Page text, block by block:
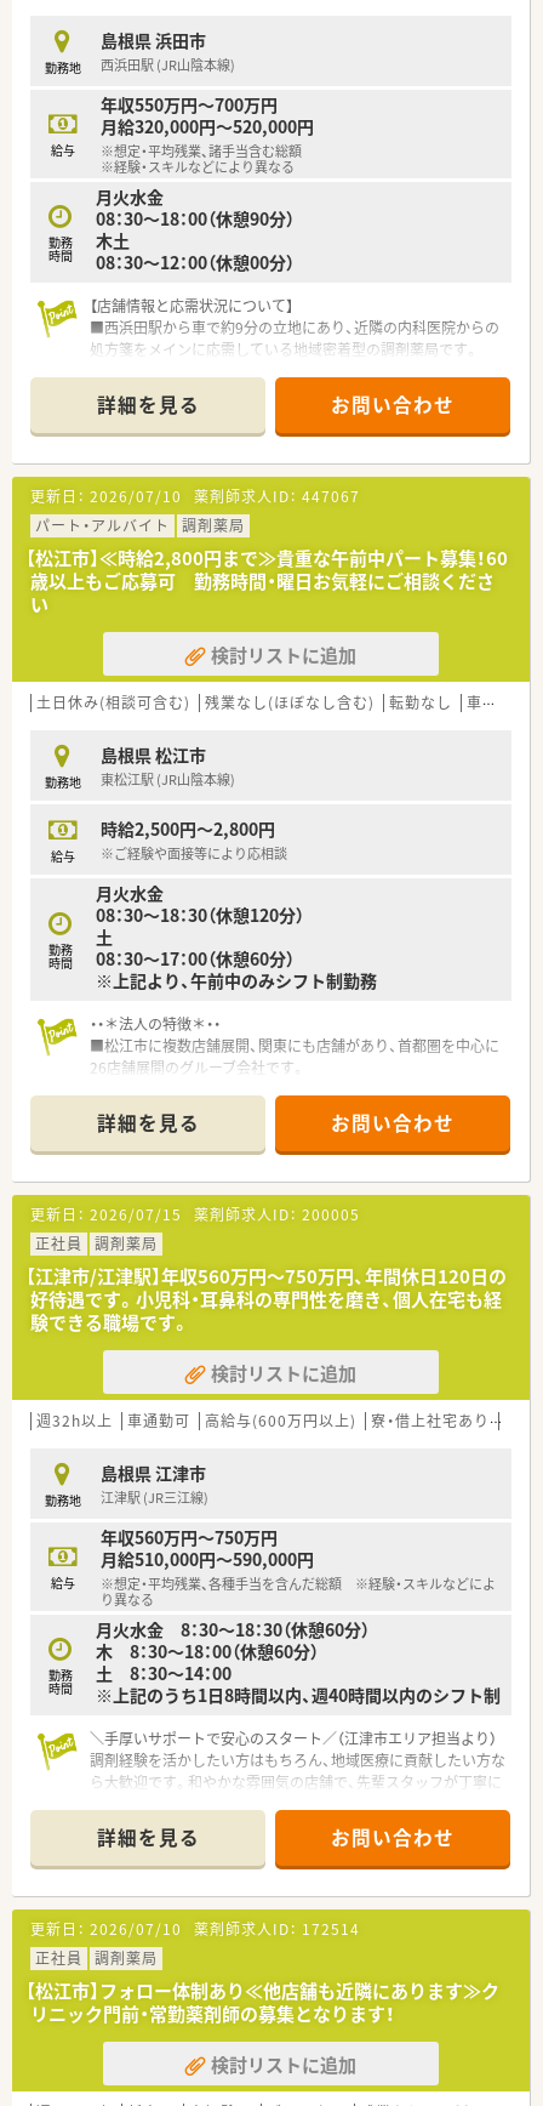
■夏季と冬季に連続休暇（有給の取得率向上）を推進する制度を
導入しており、有給消化を含めると
実質年間休日120日以上の休日がありプライベートな時間をし
っかりと確保する事が可能です。
■育休の復帰率は97.6％という高水準を保っております。
【こんな方におススメ】
■OTC薬品の販売にも携わりたい方
■パートでの勤務を希望の方
などなどお問い合わせお待ちしております♪
勤務地
島根県 浜田市
西浜田駅 (JR山陰本線)
給与
年収550万円～700万円
月給320,000円～520,000円
※想定・平均残業、諸手当含む総額
※経験・スキルなどにより異なる
勤務
時間
月火水金
08：30～18：00（休憩90分）
木土
08：30～12：00（休憩00分）
【店舗情報と応需状況について】
■西浜田駅から車で約9分の立地にあり、近隣の内科医院からの
処方箋をメインに応需している地域密着型の調剤薬局です。
広い年齢層の患者様に対応できる薬学的知識が身につきます。
■1日あたりの処方箋枚数は40枚程度と落ち着いており、薬剤師
1名と事務員2名の体制で協力しながら業務を進めています。
【募集背景と求める人物像について】
■店舗の体制を強化するための定期的な採用活動であり、今回は
正社員として長く貢献していただける薬剤師を急募していま
す。
■即戦力としての活躍を期待しているため、調剤経験をお持ちの
方で、車の運転が可能である方を積極的に募集しております。
でのスキルを活かしてさらに高い年収を目指したい方を求めま
【想定される業務内容】
査、そして患者様一人ひとりに対する丁寧な服薬指導を行いま
す。
■患者様が安全にお薬を服用できるよう、電子薬歴等を用いた徹
す。
■地域住民のセルフメディケーションを支援するため、OTC医薬
す。
【職場環境と雰囲気】
■産休および育休の取得率が100パーセントを誇るなど、ライフ
ステージが変化しても長く働き続けられる風通しの良い環境で
■お子様の急な体調不良や学校行事の際のお休みに対しても、周
囲のスタッフがしっかりと配慮しカバーし合う温かい社風で
す。
■休暇の取りやすさや人間関係の良好さを企業の魅力として挙
げる社員が多く、精神的なストレスを感じにくく穏やかに働けま
す。
詳細を見る お問い合わせ
更新日： 2026/07/10 薬剤師求人ID： 447067
パート・アルバイト
調剤薬局
【松江市】≪時給2,800円まで≫貴重な午前中パート募集！60
歳以上もご応募可 勤務時間・曜日お気軽にご相談くださ
い
検討リストに追加
土日休み(相談可含む) 残業なし(ほぼなし含む) 転勤なし 車通勤可
勤務地
島根県 松江市
東松江駅 (JR山陰本線)
給与
時給2,500円～2,800円
※ご経験や面接等により応相談
勤務
時間
月火水金
08：30～18：30（休憩120分）
土
08：30～17：00（休憩60分）
※上記より、午前中のみシフト制勤務
・・＊法人の特徴＊・・
■松江市に複数店舗展開、関東にも店舗があり、首都圏を中心に
26店舗展開のグルーブ会社です。
■『医療を通じて』社会貢献するをモットーにしており、地域に
根付いた『かかりつけ薬局』を目指しております。
■調剤事務のサポートが手厚く、薬剤師さんは薬剤師業務に専念
できます。
■有給取得率は70％以上と高めになります。オンオフ分けて働
くことの出来る環境です。
アットホームな社風で定着率も高く、長期就業が叶う環境です
・・＊こんな薬局です＊・・
■近隣の循環器疾患を専門にするクリニックの処方箋を主に応
需しています。処方箋枚数は30～40枚程度で、薬剤師は常勤1名
の店舗です。
■家事や育児で一日通しは難しいけどブランクを空けずに働き
たい！短い時間でもしっかり稼ぎたい方。
■今の時期に転職するかどうか悩まれている方も、お気軽にお問
合せください。
詳細を見る お問い合わせ
更新日： 2026/07/15 薬剤師求人ID： 200005
正社員
調剤薬局
【江津市/江津駅】年収560万円～750万円、年間休日120日の
好待遇です。小児科・耳鼻科の専門性を磨き、個人在宅も経
験できる職場です。
検討リストに追加
週32h以上 車通勤可 高給与(600万円以上) 寮・借上社宅あり
勤務地
島根県 江津市
江津駅 (JR三江線)
給与
年収560万円～750万円
月給510,000円～590,000円
※想定・平均残業、各種手当を含んだ総額 ※経験・スキルなどによ
り異なる
勤務
時間
月火水金 8：30～18：30（休憩60分）
木 8：30～18：00（休憩60分）
土 8：30～14：00
※上記のうち1日8時間以内、週40時間以内のシフト制
＼手厚いサポートで安心のスタート／（江津市エリア担当より）
調剤経験を活かしたい方はもちろん、地域医療に貢献したい方な
ら大歓迎です。和やかな雰囲気の店舗で、先輩スタッフが丁寧に
【店舗情報と応需状況について】
■江津駅から徒歩7分の好立地にあり、内科や小児科や耳鼻科の
処方箋を1日40枚ほど応需しております。
■待合室は木目調の落ち着いた雰囲気で広々としており、感染症
対策のためのパーティションも設置済みです。
■個人宅への在宅業務にも対応しており、地域に密着した医療提
供を通じて患者様との信頼関係を築けます。
【法人特徴について】
■複数県にわたって多数の店舗を展開している安定した経営基
盤を持つチェーン薬局で安心して働けます。
■現場重視のボトムアップな社風であり、ノルマや目標に追われ
詳細を見る お問い合わせ
更新日： 2026/07/10 薬剤師求人ID： 172514
正社員
調剤薬局
【松江市】フォロー体制あり≪他店舗も近隣にあります≫ク
リニック門前・常勤薬剤師の募集となります！
検討リストに追加